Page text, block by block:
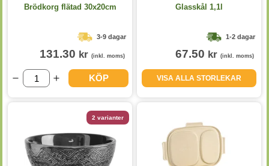
Brödkorg flätad 30x20cm
3-9 dagar
131.30 kr (inkl. moms)
KÖP
Glasskål 1,1l
1-2 dagar
67.50 kr (inkl. moms)
VISA ALLA STORLEKAR
2 varianter